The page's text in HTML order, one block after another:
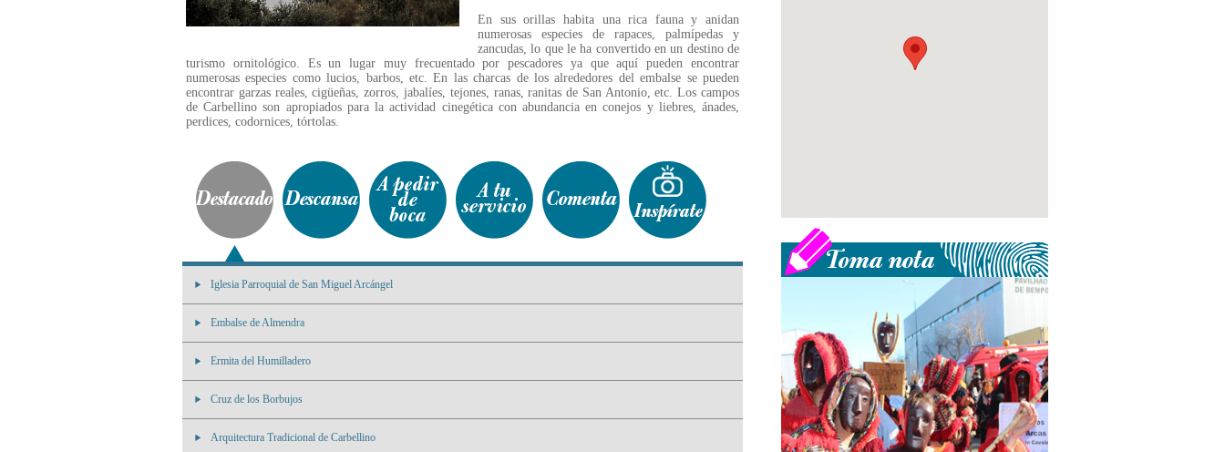
En sus orillas habita una rica fauna y anidan
numerosas especies de rapaces, palmípedas y
zancudas, lo que le ha convertido en un destino de
turismo ornitológico. Es un lugar muy frecuentado por pescadores ya que aquí pueden encontrar
numerosas especies como lucios, barbos, etc. En las charcas de los alrededores del embalse se pueden
encontrar garzas reales, cigüeñas, zorros, jabalíes, tejones, ranas, ranitas de San Antonio, etc. Los campos
de Carbellino son apropiados para la actividad cinegética con abundancia en conejos y liebres, ánades,
perdices, codornices, tórtolas.
Iglesia Parroquial de San Miguel Arcángel
Embalse de Almendra
Ermita del Humilladero
Cruz de los Borbujos
Arquitectura Tradicional de Carbellino